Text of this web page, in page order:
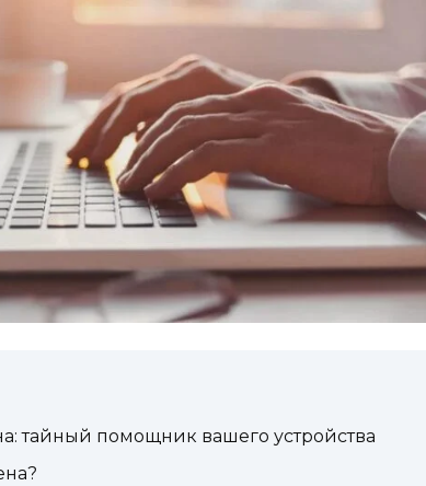
тайный помощник вашего устройства